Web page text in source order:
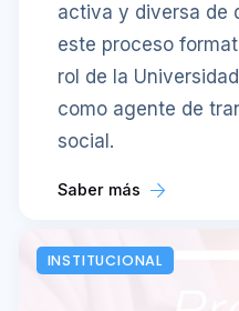
activa y diversa de
este proceso
rol de la
como agente de
social.
Saber más
INSTITUCIONAL